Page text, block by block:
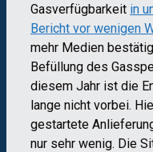
Gasverfügbarkeit in
Bericht vor wenigen
mehr Medien
Befüllung des
diesem Jahr ist die
lange nicht vorbei.
gestartete
nur sehr wenig. Die